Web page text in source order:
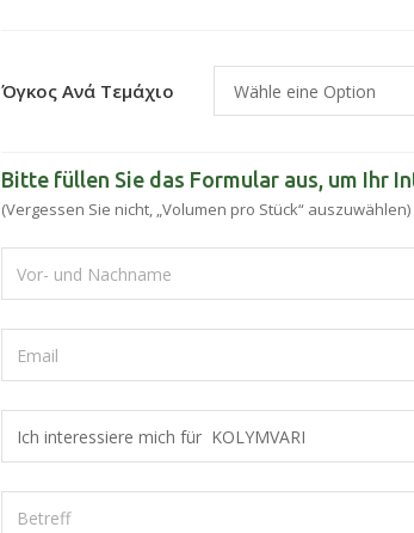
Όγκος Ανά Τεμάχιο
Bitte füllen Sie das Formular aus, um Ihr
(Vergessen Sie nicht, „Volumen pro Stück“ auszuwählen)